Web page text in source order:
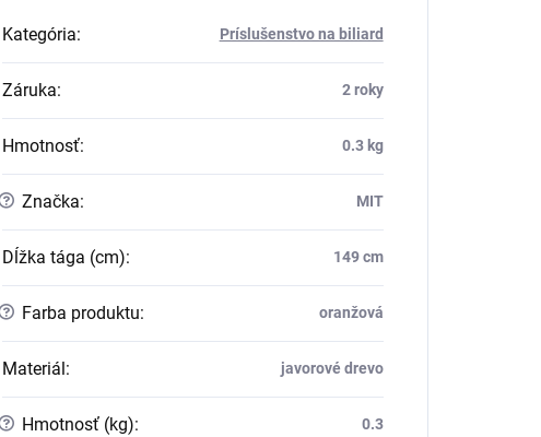
Kategória: Príslušenstvo na biliard
Záruka: 2 roky
Hmotnosť: 0.3 kg
? Značka: MIT
Dĺžka tága (cm): 149 cm
? Farba produktu: oranžová
Materiál : javorové drevo
? Hmotnosť (kg): 0.3